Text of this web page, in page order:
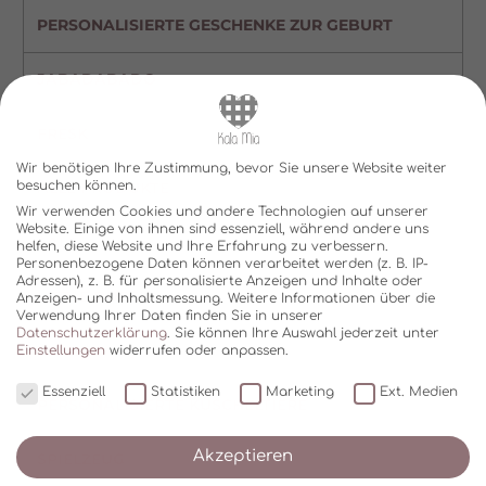
PERSONALISIERTE GESCHENKE ZUR GEBURT
JABADABADO
ALLE PRODUKTE
SALE
LITTLE DUTCH
TRIXIE
PERSONALISIERTE KUSCHELTIERE
Wir benötigen Ihre Zustimmung, bevor Sie unsere Website weiter
besuchen können.
Wir verwenden Cookies und andere Technologien auf unserer
Website. Einige von ihnen sind essenziell, während andere uns
helfen, diese Website und Ihre Erfahrung zu verbessern.
Personenbezogene Daten können verarbeitet werden (z. B. IP-
Adressen), z. B. für personalisierte Anzeigen und Inhalte oder
Anzeigen- und Inhaltsmessung. Weitere Informationen über die
Verwendung Ihrer Daten finden Sie in unserer
Datenschutzerklärung Sie können Ihre Auswahl jederzeit unter
Einstellungen widerrufen oder anpassen.
Essenziell Statistiken Marketing Ext. Medien
Akzeptieren